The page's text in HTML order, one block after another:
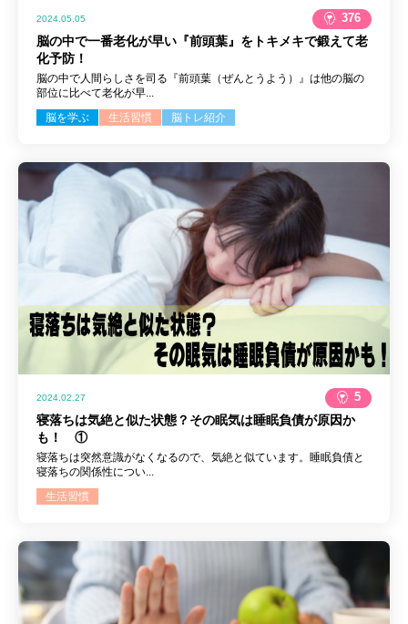
2024.05.05 376
脳の中で一番老化が早い『前頭葉』をトキメキで鍛えて老
化予防！
脳の中で人間らしさを司る『前頭葉（ぜんとうよう）』は他の脳の
部位に比べて老化が早...
脳を学ぶ
生活習慣 脳トレ紹介
2024.02.27 5
寝落ちは気絶と似た状態？その眠気は睡眠負債が原因か
も！ ①
寝落ちは突然意識がなくなるので、気絶と似ています。睡眠負債と
寝落ちの関係性につい...
生活習慣